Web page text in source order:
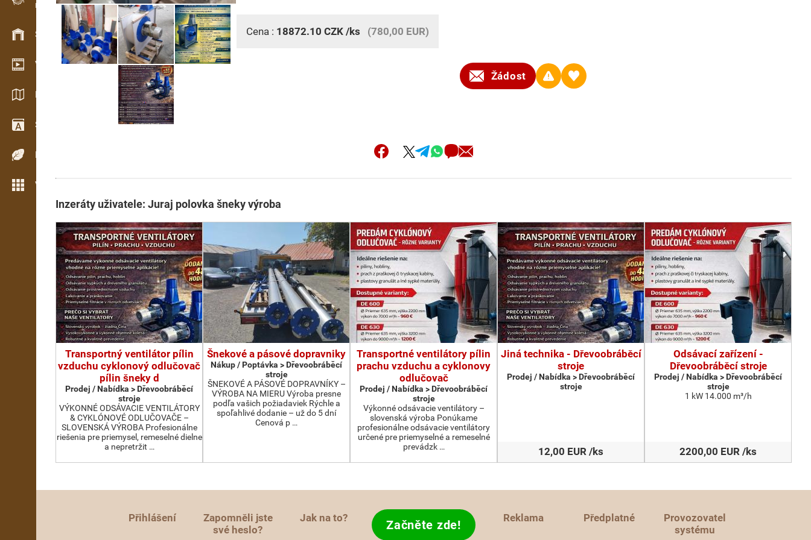
Evidence dřeva v terénu
Skladové hospodářství
Video showroom
Katalogy / Brožury
Slovník
Dřeviny
Více možností
Cena : 18872.10 CZK /ks (780,00 EUR)
Žádost
Inzeráty uživatele: Juraj polovka šneky výroba
Transportný ventilátor pílin
vzduchu cyklonový odlučovač
pílin šneky d
Prodej / Nabídka > Dřevoobráběcí
stroje
VÝKONNÉ ODSÁVACIE VENTILÁTORY
& CYKLÓNOVÉ ODLUČOVAČE –
SLOVENSKÁ VÝROBA Profesionálne
riešenia pre priemysel, remeselné dielne
a nepretržit …
Šnekové a pásové dopravniky
Nákup / Poptávka > Dřevoobráběcí
stroje
ŠNEKOVÉ A PÁSOVÉ DOPRAVNÍKY –
VÝROBA NA MIERU Výroba presne
podľa vašich požiadaviek Rýchle a
spoľahlivé dodanie – už do 5 dní
Cenová p …
Transportné ventilátory pílin
prachu vzduchu a cyklonovy
odlučovač
Prodej / Nabídka > Dřevoobráběcí
stroje
Výkonné odsávacie ventilátory –
slovenská výroba Ponúkame
profesionálne odsávacie ventilátory
určené pre priemyselné a remeselné
prevádzk …
Jiná technika - Dřevoobráběcí
stroje
Prodej / Nabídka > Dřevoobráběcí
stroje
12,00 EUR /ks
Odsávací zařízení -
Dřevoobráběcí stroje
Prodej / Nabídka > Dřevoobráběcí
stroje
1 kW 14.000 m³/h
2200,00 EUR /ks
Přihlášení
Zapomněli jste
své heslo?
Jak na to? Začněte zde! Reklama Předplatné
Provozovatel
systému